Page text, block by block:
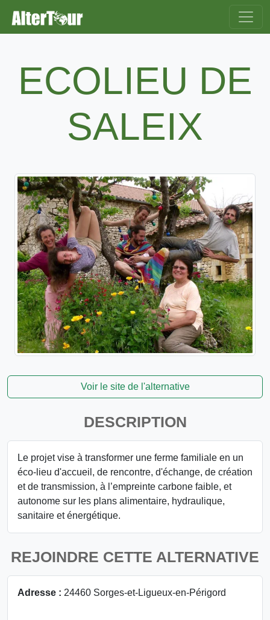
ECOLIEU DE
SALEIX
Voir le site de l'alternative
DESCRIPTION
Le projet vise à transformer une ferme familiale en un
éco-lieu d'accueil, de rencontre, d'échange, de création
et de transmission, à l’empreinte carbone faible, et
autonome sur les plans alimentaire, hydraulique,
sanitaire et énergétique.
REJOINDRE CETTE ALTERNATIVE
Adresse : 24460 Sorges-et-Ligueux-en-Périgord